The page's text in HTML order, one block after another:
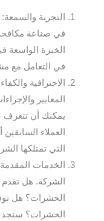
التجربة
في صناعة
الخبرة الواسعة
في التعامل مع
الاحترافية
المعايير
يمكنك أن تتعرف
العملاء
التي تمتلكها
الخدمات
الشركة. هل
الحشرات؟ هل
الحشرات؟